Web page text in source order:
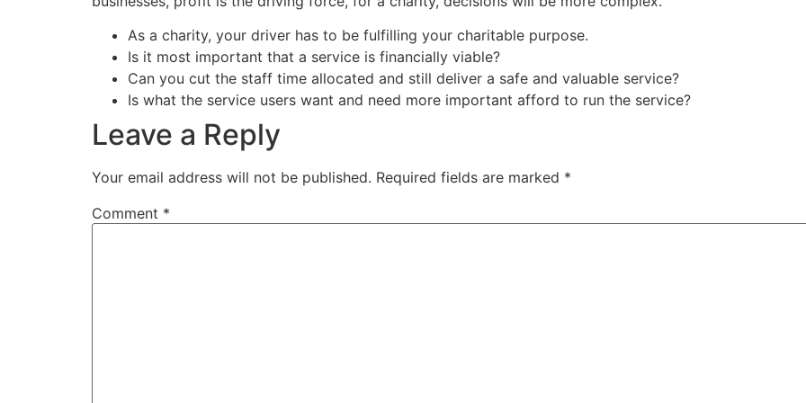
As a charity, your driver has to be fulfilling your charitable purpose.
Is it most important that a service is financially viable?
Can you cut the staff time allocated and still deliver a safe and valuable service?
Is what the service users want and need more important afford to run the service?
Leave a Reply
Your email address will not be published. Required fields are marked *
Comment *